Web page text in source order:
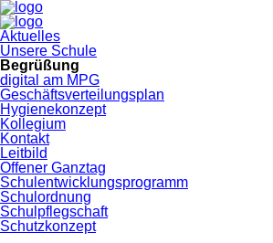
Navigation
überspringen
Aktuelles
Unsere Schule
Begrüßung
digital am MPG
Geschäftsverteilungsplan
Hygienekonzept
Kollegium
Kontakt
Leitbild
Offener Ganztag
Schulentwicklungsprogramm
Schulordnung
Schulpflegschaft
Schutzkonzept